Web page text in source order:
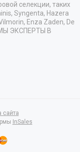
селекции, таких
Syngenta, Hazera
Enza Zaden, De
МЫ ЭКСПЕРТЫ В
сайта
InSales